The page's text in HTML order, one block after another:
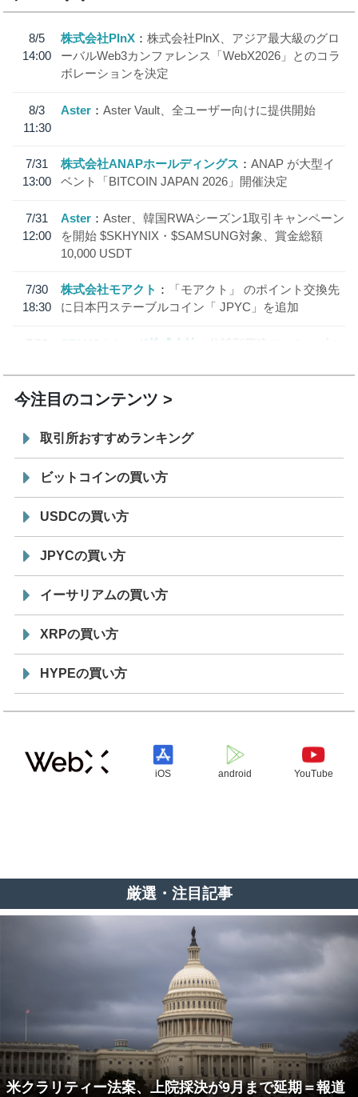
8/5
14:00
株式会社PlnX
株式会社PlnX、アジア最大級のグロ
ーバルWeb3カンファレンス「WebX2026」とのコラ
ボレーションを決定
8/3
11:30
Aster Aster Vault、全ユーザー向けに提供開始
7/31
13:00
株式会社ANAPホールディングス
ANAP が大型イ
ベント「BITCOIN JAPAN 2026」開催決定
7/31
12:00
Aster
Aster、韓国RWAシーズン1取引キャンペーン
を開始 $SKHYNIX・$SAMSUNG対象、賞金総額
10,000 USDT
7/30
18:30
株式会社モアクト
「モアクト」 のポイント交換先
に日本円ステーブルコイン「 JPYC」を追加
7/29
SBI VCトレード株式会社
信託型円建てステーブル
今注目のコンテンツ
取引所おすすめランキング
ビットコインの買い方
USDCの買い方
JPYCの買い方
イーサリアムの買い方
XRPの買い方
HYPEの買い方
iOS android YouTube
厳選・注目記事
米クラリティー法案、上院採決が9月まで延期＝報道